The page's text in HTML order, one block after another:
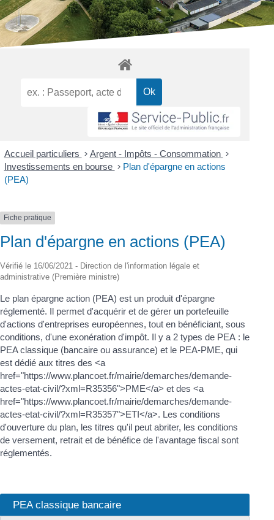
Accueil particuliers > Argent - Impôts - Consommation >
Investissements en bourse > Plan d'épargne en actions
(PEA)
Fiche pratique
Plan d'épargne en actions (PEA)
Vérifié le 16/06/2021 - Direction de l'information légale et
administrative (Première ministre)
Le plan épargne action (PEA) est un produit d'épargne
réglementé. Il permet d'acquérir et de gérer un portefeuille
d'actions d'entreprises européennes, tout en bénéficiant, sous
conditions, d'une exonération d'impôt. Il y a 2 types de PEA : le
PEA classique (bancaire ou assurance) et le PEA-PME, qui
est dédié aux titres des <a
href="https://www.plancoet.fr/mairie/demarches/demande-
actes-etat-civil/?xml=R35356">PME</a> et des <a
href="https://www.plancoet.fr/mairie/demarches/demande-
actes-etat-civil/?xml=R35357">ETI</a>. Les conditions
d'ouverture du plan, les titres qu'il peut abriter, les conditions
de versement, retrait et de bénéfice de l'avantage fiscal sont
réglementés.
PEA classique bancaire